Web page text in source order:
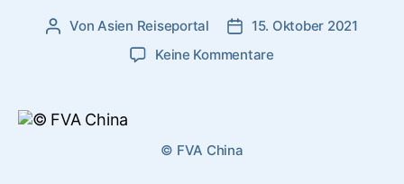
Beitragsautor
VonAsien Reiseportal Veröffentlichungsdatum
15. Oktober 2021
Keine Kommentarezu
© FVA China